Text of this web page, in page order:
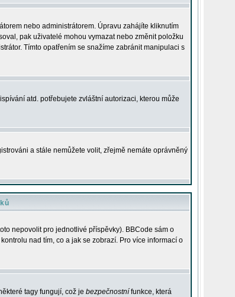
nebo administrátorem. Úpravu zahájíte kliknutím
pak uživatelé mohou vymazat nebo změnit položku
Tímto opatřením se snažíme zabránit manipulaci s
atd. potřebujete zvláštní autorizaci, kterou může
a stále nemůžete volit, zřejmě nemáte oprávněný
nepovolit pro jednotlivé příspěvky). BBCode sám o
nad tím, co a jak se zobrazí. Pro více informací o
tagy fungují, což je bezpečnostní funkce, která